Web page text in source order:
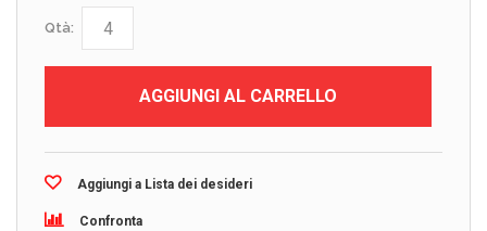
Qtà:
AGGIUNGI AL CARRELLO
Aggiungi a Lista dei desideri
Confronta